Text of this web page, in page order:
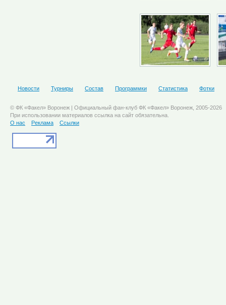
Новости Турниры Состав Программки Статистика Фотки
© ФК «Факел» Воронеж | Официальный фан-клуб ФК «Факел» Воронеж, 2005-2026
При использовании материалов ссылка на сайт обязательна.
О нас
Реклама Ссылки